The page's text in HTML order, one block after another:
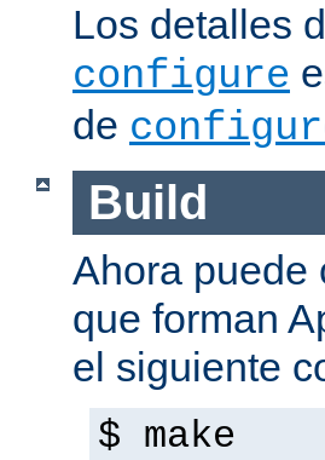
Los detalles
configure
de
Build
Ahora puede
que forman
el siguiente
$ make